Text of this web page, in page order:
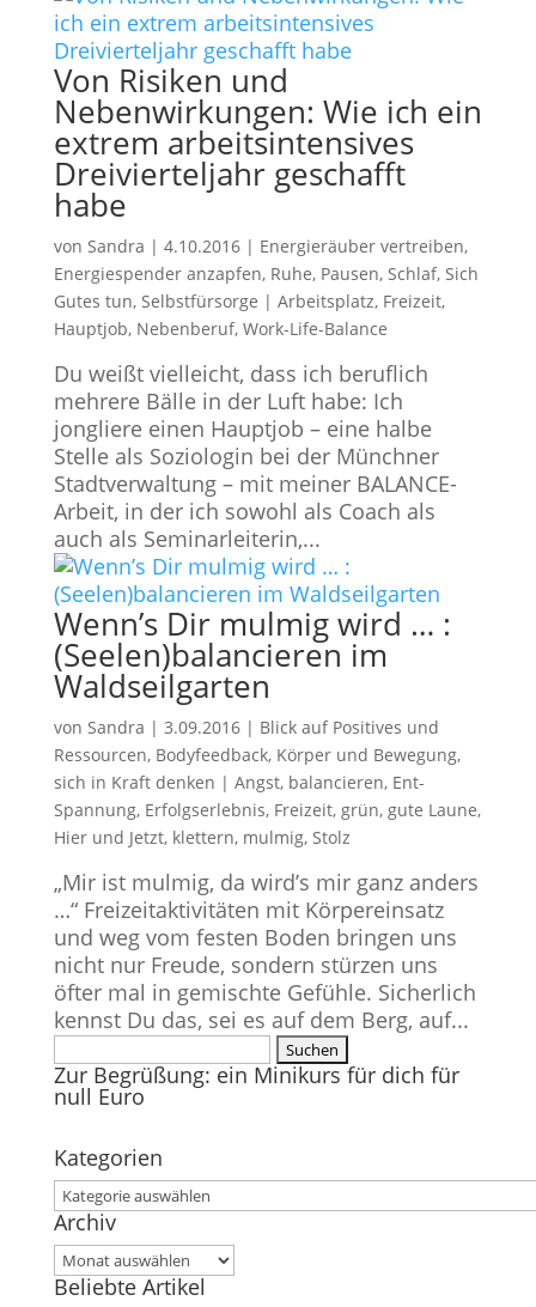
Von Risiken und
Nebenwirkungen: Wie ich ein
extrem arbeitsintensives
Dreivierteljahr geschafft
habe
von Sandra | 4.10.2016| Energieräuber vertreiben,
Energiespender anzapfen, Ruhe, Pausen, Schlaf, Sich
Gutes tun, Selbstfürsorge | Arbeitsplatz, Freizeit,
Hauptjob, Nebenberuf, Work-Life-Balance
Du weißt vielleicht, dass ich beruflich
mehrere Bälle in der Luft habe: Ich
jongliere einen Hauptjob – eine halbe
Stelle als Soziologin bei der Münchner
Stadtverwaltung – mit meiner BALANCE-
Arbeit, in der ich sowohl als Coach als
auch als Seminarleiterin,...
Wenn’s Dir mulmig wird … :
(Seelen)balancieren im
Waldseilgarten
von Sandra | 3.09.2016| Blick auf Positives und
Ressourcen, Bodyfeedback, Körper und Bewegung,
sich in Kraft denken | Angst, balancieren, Ent-
Spannung, Erfolgserlebnis, Freizeit, grün, gute Laune,
Hier und Jetzt, klettern, mulmig, Stolz
„Mir ist mulmig, da wird’s mir ganz anders
…“ Freizeitaktivitäten mit Körpereinsatz
und weg vom festen Boden bringen uns
nicht nur Freude, sondern stürzen uns
öfter mal in gemischte Gefühle. Sicherlich
kennst Du das, sei es auf dem Berg, auf...
nach:
Zur Begrüßung: ein Minikurs für dich für
null Euro
Kategorien
Kategorien
Archiv
Archiv
Beliebte Artikel